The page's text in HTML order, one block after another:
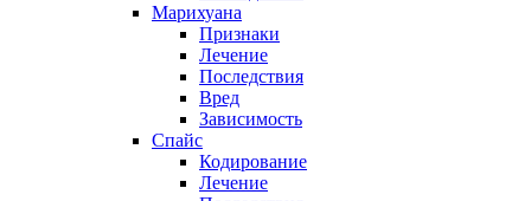
Марихуана
Признаки
Лечение
Последствия
Вред
Зависимость
Спайс
Кодирование
Лечение